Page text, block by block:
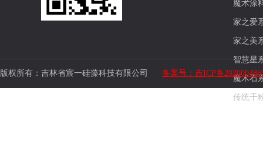
魔术涂
家之爱
家之美
智慧星
魔术石
传统干
版权所有：吉林省宸一硅藻科技有限公司 备案号：吉ICP备